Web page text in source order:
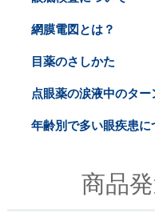
網膜電図とは？
目薬のさしかた
点眼薬の涙液中のター
年齢別で多い眼疾患に
商品